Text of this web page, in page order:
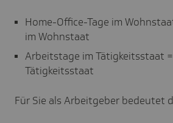
Home-Office-Tage im
im Wohnstaat
Arbeitstage im Tätigkeitsstaat
Tätigkeitsstaat
Für Sie als Arbeitgeber bedeutet